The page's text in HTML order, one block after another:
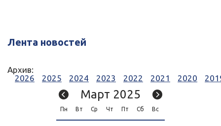
Лента новостей
Архив:
2026
2025 2024 2023 2022 2021 2020
Март 2025
Пн Вт Ср Чт Пт Сб Вс